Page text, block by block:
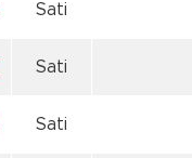
Sati
Sati
Sati